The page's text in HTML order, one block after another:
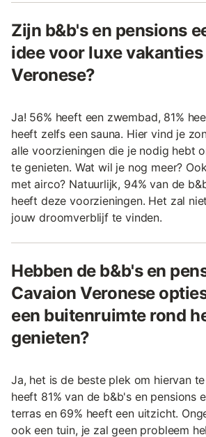
Zijn b&b's en pensions
idee voor luxe
Veronese?
Ja! 56% heeft een zwembad, 81%
heeft zelfs een sauna. Hier vind je
alle voorzieningen die je nodig hebt
te genieten. Wat wil je nog meer?
met airco? Natuurlijk, 94% van de
heeft deze voorzieningen. Het zal
jouw droomverblijf te vinden.
Hebben de b&b's en
Cavaion Veronese
een buitenruimte rond
genieten?
Ja, het is de beste plek om hiervan
heeft 81% van de b&b's en pensions
terras en 69% heeft een uitzicht.
ook een tuin, je zal geen probleem